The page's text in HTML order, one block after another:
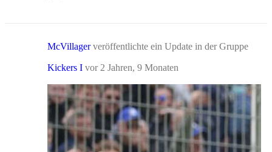
McVillagerveröffentlichte ein Update in der Gruppe
Kickers I vor 2 Jahren, 9 Monaten